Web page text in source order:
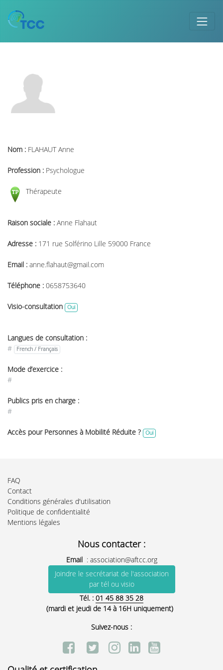
Nom : FLAHAUT Anne
Profession : Psychologue
Thérapeute
Raison sociale : Anne Flahaut
Adresse : 171 rue Solférino Lille 59000 France
Email : anne.flahaut@gmail.com
Téléphone : 0658753640
Visio-consultation Oui
Langues de consultation :
#
French / Français
Mode d’exercice :
#
Publics pris en charge :
#
Accès pour Personnes à Mobilité Réduite ? Oui
FAQ
Contact
Conditions générales d'utilisation
Politique de confidentialité
Mentions légales
Nous contacter :
Email : association@aftcc.org
Joindre le secrétariat de l'association
par tél ou visio
Tél. : 01 45 88 35 28
(mardi et jeudi de 14 à 16H uniquement)
Suivez-nous :